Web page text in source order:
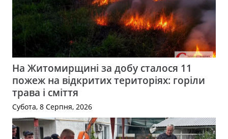
На Житомирщині за добу сталося 11
пожеж на відкритих територіях: горіли
трава і сміття
Субота, 8 Серпня, 2026